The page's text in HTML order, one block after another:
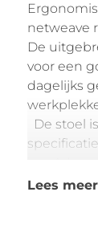
netweave
De
voor een
dagelijks
De stoel
Lees meer